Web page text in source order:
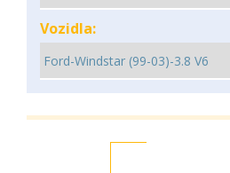
Vozidla: